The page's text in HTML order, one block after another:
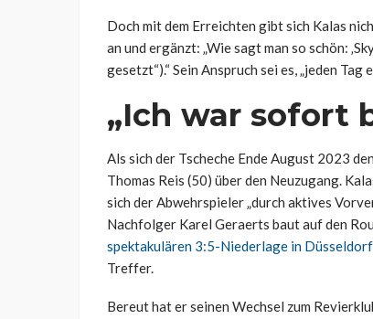
Doch mit dem Erreichten gibt sich Kalas
an und ergänzt: „Wie sagt man so schön:
gesetzt“).“ Sein Anspruch sei es, „jeden
„Ich war sofort
Als sich der Tscheche Ende August 2023
Thomas Reis (50) über den Neuzugang.
sich der Abwehrspieler „durch aktives
Nachfolger Karel Geraerts baut auf den
spektakulären 3:5-Niederlage in Düsseldorf
Treffer.
Bereut hat er seinen Wechsel zum